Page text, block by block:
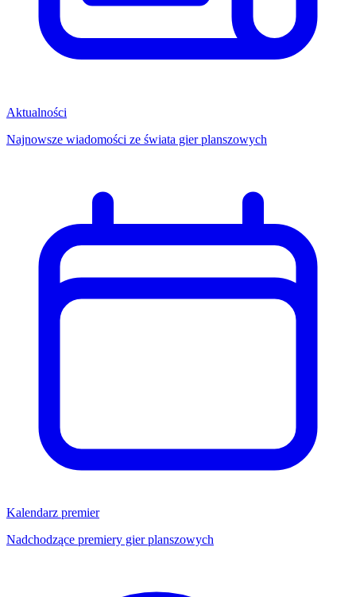
Aktualności
Najnowsze wiadomości ze świata gier planszowych
Kalendarz premier
Nadchodzące premiery gier planszowych